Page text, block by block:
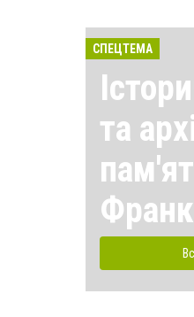
СПЕЦТЕМА
та